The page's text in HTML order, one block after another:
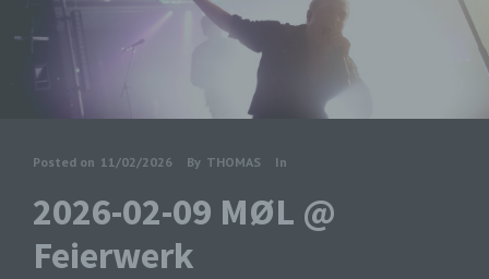
Posted on 11/02/2026 By THOMAS In
2026-02-09 MØL @
Feierwerk